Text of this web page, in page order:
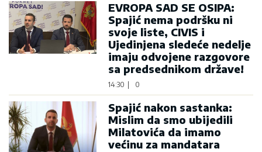
EVROPA SAD SE OSIPA:
Spajić nema podršku ni
svoje liste, CIVIS i
Ujedinjena sledeće nedelje
imaju odvojene razgovore
sa predsednikom države!
14:30 0
Spajić nakon sastanka:
Mislim da smo ubijedili
Milatovića da imamo
većinu za mandatara